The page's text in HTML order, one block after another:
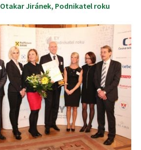
Otakar Jiránek, Podnikatel roku